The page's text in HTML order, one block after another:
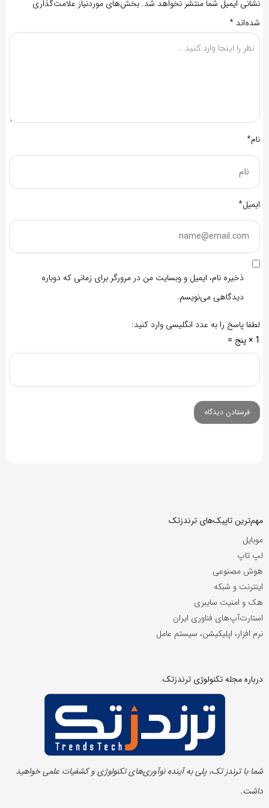
نشانی ایمیل شما منتشر نخواهد شد. بخش‌های موردنیاز علامت‌گذاری
شده‌اند *
نام*
ایمیل*
ذخیره نام، ایمیل و وبسایت من در مرورگر برای زمانی که دوباره
دیدگاهی می‌نویسم.
لطفا پاسخ را به عدد انگلیسی وارد کنید:
1 × پنج =
مهم‌ترین تاپیک‌های ترندزتک
موبایل
لپ تاپ
هوش مصنوعی
اینترنت و شبکه
هک و امنیت سایبری
استارت‌آپ‌های فناوری ایران
نرم افزار، اپلیکیشن، سیستم عامل
درباره مجله تکنولوژی ترندزتک
شما با ترندز تک، پلی به آینده‌ نوآوری‌های تکنولوژی و کشفیات علمی خواهید
داشت.